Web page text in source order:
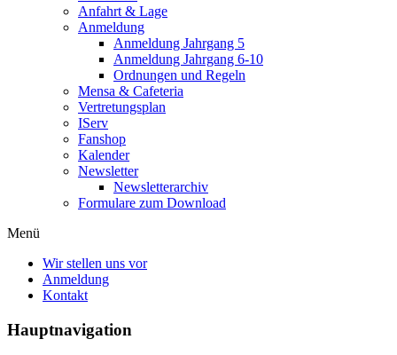
Anfahrt & Lage
Anmeldung
Anmeldung Jahrgang 5
Anmeldung Jahrgang 6-10
Ordnungen und Regeln
Mensa & Cafeteria
Vertretungsplan
IServ
Fanshop
Kalender
Newsletter
Newsletterarchiv
Formulare zum Download
Menü
Wir stellen uns vor
Anmeldung
Kontakt
Hauptnavigation